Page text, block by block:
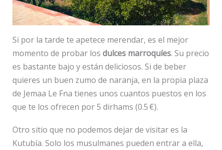
Si por la tarde te apetece merendar, es el mejor
momento de probar los dulces marroquíes. Su precio
es bastante bajo y están deliciosos. Si de beber
quieres un buen zumo de naranja, en la propia plaza
de Jemaa Le Fna tienes unos cuantos puestos en los
que te los ofrecen por 5 dirhams (0.5 €).
Otro sitio que no podemos dejar de visitar es la
Kutubía. Solo los musulmanes pueden entrar a ella,